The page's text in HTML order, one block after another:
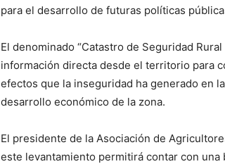
para el desarrollo de futuras políticas
El denominado “Catastro de Seguridad
información directa desde el territorio para
efectos que la inseguridad ha generado en
desarrollo económico de la zona.
El presidente de la Asociación de
este levantamiento permitirá contar con